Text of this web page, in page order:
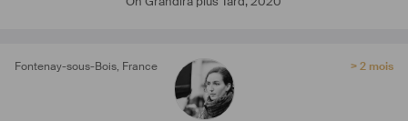
Fontenay-sous-Bois, France > 2 mois